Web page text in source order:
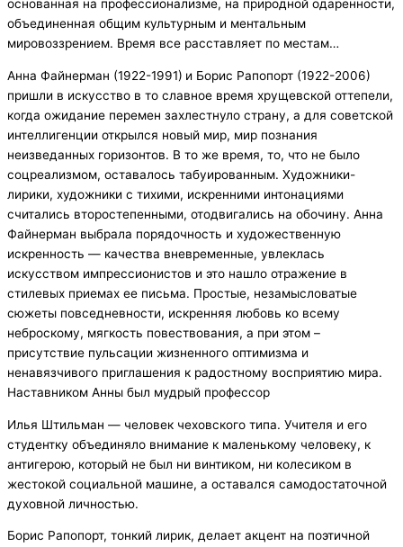
основанная на профессионализме, на природной одаренности,
объединенная общим культурным и ментальным
мировоззрением. Время все расставляет по местам…
Анна Файнерман (1922-1991) и Борис Рапопорт (1922-2006)
пришли в искусство в то славное время хрущевской оттепели,
когда ожидание перемен захлестнуло страну, а для советской
интеллигенции открылся новый мир, мир познания
неизведанных горизонтов. В то же время, то, что не было
соцреализмом, оставалось табуированным. Художники-
лирики, художники с тихими, искренними интонациями
считались второстепенными, отодвигались на обочину. Анна
Файнерман выбрала порядочность и художественную
искренность — качества вневременные, увлеклась
искусством импрессионистов и это нашло отражение в
стилевых приемах ее письма. Простые, незамысловатые
сюжеты повседневности, искренняя любовь ко всему
неброскому, мягкость повествования, а при этом –
присутствие пульсации жизненного оптимизма и
ненавязчивого приглашения к радостному восприятию мира.
Наставником Анны был мудрый профессор
Илья Штильман — человек чеховского типа. Учителя и его
студентку объединяло внимание к маленькому человеку, к
антигерою, который не был ни винтиком, ни колесиком в
жестокой социальной машине, а оставался самодостаточной
духовной личностью.
Борис Рапопорт, тонкий лирик, делает акцент на поэтичной